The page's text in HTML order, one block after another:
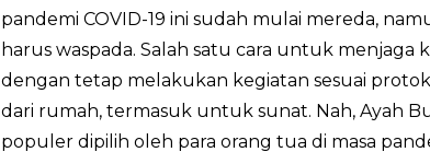
pandemi COVID-19 ini sudah mulai mereda,
harus waspada. Salah satu cara untuk menjaga
dengan tetap melakukan kegiatan sesuai
dari rumah, termasuk untuk sunat. Nah, Ayah
populer dipilih oleh para orang tua di masa